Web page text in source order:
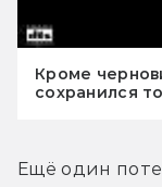
Кроме
сохранился
Ещё один